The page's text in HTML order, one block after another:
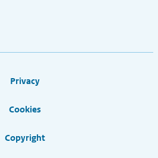
Privacy
Cookies
Copyright